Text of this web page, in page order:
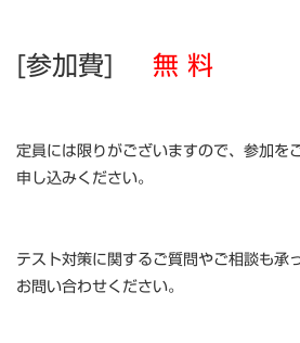
[参加費] 無 料
定員には限りがございますので、参加を
申し込みください。
テスト対策に関するご質問やご相談も承
お問い合わせください。